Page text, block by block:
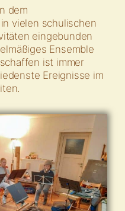
dem
vielen schulischen
eingebunden
Ensemble
ist immer
Ereignisse im